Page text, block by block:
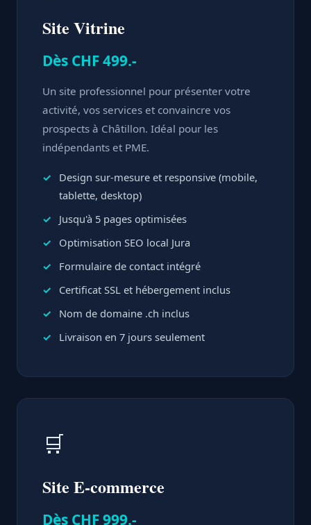
Site Vitrine
Dès CHF 499.-
Un site professionnel pour présenter votre
activité, vos services et convaincre vos
prospects à Châtillon. Idéal pour les
indépendants et PME.
Design sur-mesure et responsive (mobile,
tablette, desktop)
Jusqu'à 5 pages optimisées
Optimisation SEO local Jura
Formulaire de contact intégré
Certificat SSL et hébergement inclus
Nom de domaine .ch inclus
Livraison en 7 jours seulement
🛒
Site E-commerce
Dès CHF 999.-